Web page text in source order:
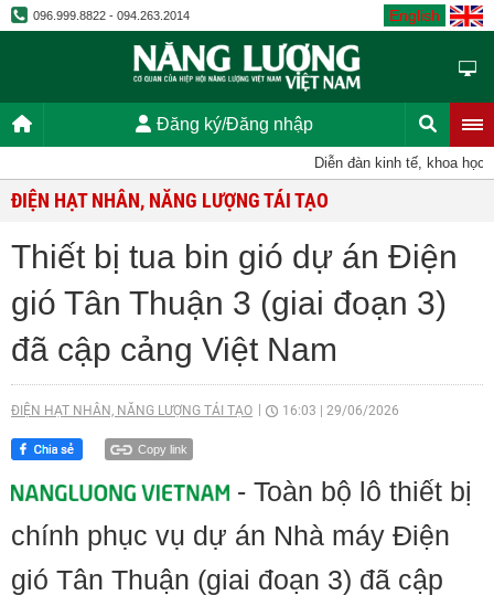
096.999.8822 - 094.263.2014 English
Đăng ký/Đăng nhập
Diễn đàn kinh tế, khoa học,
ĐIỆN HẠT NHÂN, NĂNG LƯỢNG TÁI TẠO
Thiết bị tua bin gió dự án Điện
gió Tân Thuận 3 (giai đoạn 3)
đã cập cảng Việt Nam
ĐIỆN HẠT NHÂN, NĂNG LƯỢNG TÁI TẠO 16:03 29/06/2026
Copy link
- Toàn bộ lô thiết bị
chính phục vụ dự án Nhà máy Điện
gió Tân Thuận (giai đoạn 3) đã cập